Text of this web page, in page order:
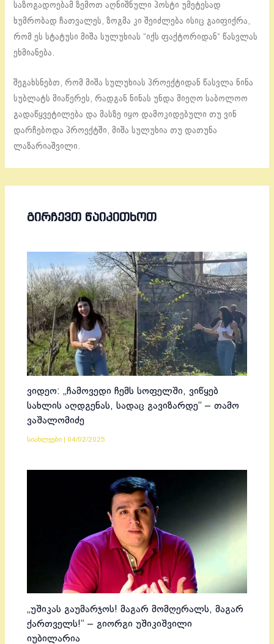
საზოგადოებამ ზემოთ აღნიშნული პოსტი უმეტესად
ხუმრობად ჩათვალეს, ზოგმა კი შეიძლება ისიც გაიფიქრა,
რომ ეს სტატუსი მიშა სულუხიას “იქს ფაქტორიდან“ წასვლას
ეხმიანება.
შეგახსნებთ, რომ მიშა სულუხიას პროექტიდან წასვლა ნინა
სუბლატს მიაწერეს, რადგან ნინას უნდა მიეღო საბოლოო
გადაწყვეტილება და მასზე იყო დამოკიდებული თუ ვინ
დარჩებოდა პროექტში, მიშა სულუხია თუ დათუნა
ლაზარიაშვილი.
ᲒᲘᲠᲩᲔᲕᲗ ᲬᲐᲘᲙᲘᲗᲮᲝᲗ
ვიდეო: „ჩამოვედი ჩემს სოფელში, ვიწყებ
სახლის აღდგენას, სადაც გავიზარდე“ – თამო
ვაშალომიძე
სიახლეები 04/02/2025
„უშიკას გაუმარჯოს! მაგარ მომღერალს, მაგარ
ქართველს!“ – გიორგი უშიკიშვილი
იუბილარია